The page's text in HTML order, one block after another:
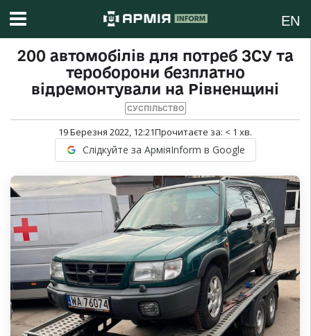
EN
200 автомобілів для потреб ЗСУ та
тероборони безплатно
відремонтували на Рівненщині
СУСПІЛЬСТВО
19 Березня 2022, 12:21Прочитаєте за: < 1 хв.
Слідкуйте за АрміяInform в Google